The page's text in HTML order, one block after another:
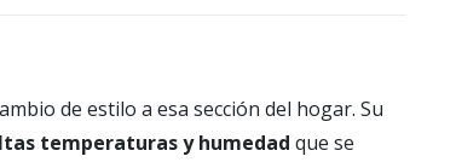
de estilo a esa sección del hogar. Su
temperaturas y humedad que se